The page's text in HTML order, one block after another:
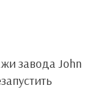
завода John